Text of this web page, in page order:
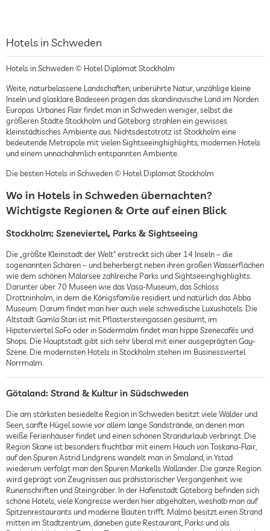
Hotels in Schweden
Hotels in Schweden © Hotel Diplomat Stockholm
Weite, naturbelassene Landschaften, unberührte Natur, unzählige kleine
Inseln und glasklare Badeseen prägen das skandinavische Land im Norden
Europas. Urbanes Flair findet man in Schweden weniger, selbst die
größeren Städte Stockholm und Göteborg strahlen ein gewisses
kleinstädtisches Ambiente aus. Nichtsdestotrotz ist Stockholm eine
bedeutende Metropole mit vielen Sightseeinghighlights, modernen Hotels
und einem unnachahmlich entspannten Ambiente.
Die besten Hotels in Schweden © Hotel Diplomat Stockholm
Wo in Hotels in Schweden übernachten?
Wichtigste Regionen & Orte auf einen Blick
Stockholm: Szeneviertel, Parks & Sightseeing
Die „größte Kleinstadt der Welt“ erstreckt sich über 14 Inseln – die
sogenannten Schären – und beherbergt neben ihren großen Wasserflächen
wie dem schönen Mälarsee zahlreiche Parks und Sightseeinghighlights.
Darunter über 70 Museen wie das Vasa-Museum, das Schloss
Drottninholm, in dem die Königsfamilie residiert und natürlich das Abba
Museum. Darum findet man hier auch viele schwedische Luxushotels. Die
Altstadt Gamla Stan ist mit Pflastersteingassen gesäumt, im
Hipsterviertel SoFo oder in Södermalm findet man hippe Szenecafés und
Shops. Die Hauptstadt gibt sich sehr liberal mit einer ausgeprägten Gay-
Szene. Die modernsten Hotels in Stockholm stehen im Businessviertel
Norrmalm.
Götaland: Strand & Kultur in Südschweden
Die am stärksten besiedelte Region in Schweden besitzt viele Wälder und
Seen, sanfte Hügel sowie vor allem lange Sandstrände, an denen man
weiße Ferienhäuser findet und einen schönen Strandurlaub verbringt. Die
Region Skane ist besonders fruchtbar mit einem Hauch von Toskana-Flair,
auf den Spuren Astrid Lindgrens wandelt man in Smaland, in Ystad
wiederum verfolgt man den Spuren Mankells Wallander. Die ganze Region
wird geprägt von Zeugnissen aus prähistorischer Vergangenheit wie
Runenschriften und Steingräber. In der Hafenstadt Göteborg befinden sich
schöne Hotels, viele Kongresse werden hier abgehalten, weshalb man auf
Spitzenrestaurants und moderne Bauten trifft. Malmö besitzt einen Strand
mitten im Stadtzentrum, daneben gute Restaurant, Parks und als